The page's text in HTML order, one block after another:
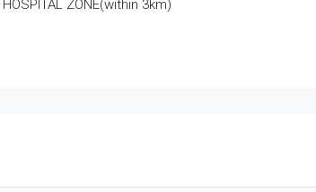
HOSPITAL ZONE(within 3km)